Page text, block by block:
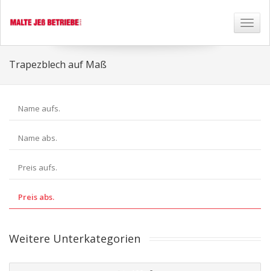
Toggle
Trapezblech auf Maß
Name aufs.
Name abs.
Preis aufs.
Preis abs.
Weitere Unterkategorien